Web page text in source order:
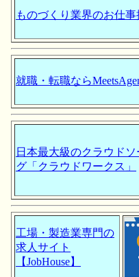
ものづくり業界のお仕
就職・転職なら
日本最大級のクラウドソ
グ「クラウドワークス」
工場・製造業専門の
求人サイト
【JobHouse】